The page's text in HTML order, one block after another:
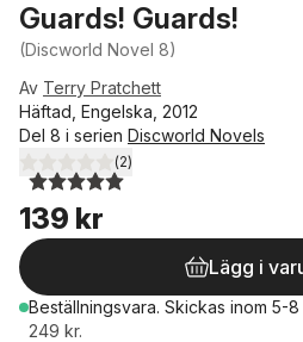
Guards! Guards!
(Discworld Novel 8)
Av Terry Pratchett
Häftad, Engelska, 2012
Del 8 i serien Discworld Novels
5,0utav 5 stjärnor. Totalt antal röster:
(2)
139 kr
Lägg i
Beställningsvara. Skickas inom 5-
249 kr.